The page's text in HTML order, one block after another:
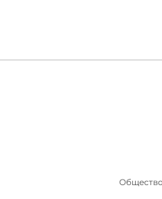
Общество